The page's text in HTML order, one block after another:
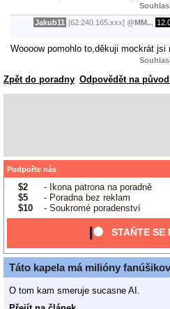
Jakub11 [62.240.165.xxx] @MM..
Woooow pomohlo to,děkuji mockrát jsi
Zpět do poradny Odpovědět na
Podpořte nás
$2
- Ikona patrona na poradně
$5
- Poradna bez reklam
$10
- Soukromé poradenství
STAŇTE SE
Táto kapela má milióny
O tom kam smeruje sucasne AI.